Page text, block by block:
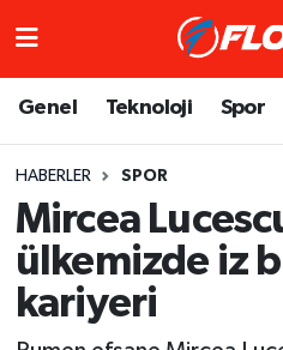
Genel Teknoloji Spor
HABERLER SPOR
Mircea
ülkemizde iz
kariyeri
Trafik Durumu
Süper Lig Puan
Tüm Manşetler